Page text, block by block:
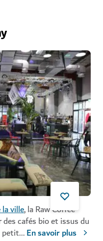
ville, la Raw Coffee
cafés bio et issus du
petit...En savoir plus